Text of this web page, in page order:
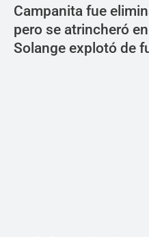
Campanita fue
pero se atrincheró
Solange explotó de